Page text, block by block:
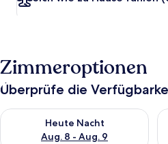
Zimmeroptionen
Überprüfe die
Heute Nacht
Aug. 8 - Aug. 9
Überprüfe die Verfügbarkeit für